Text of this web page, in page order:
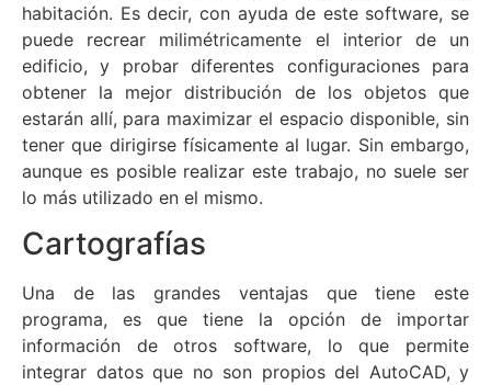
habitación. Es decir, con ayuda de este software, se
puede recrear milimétricamente el interior de un
edificio, y probar diferentes configuraciones para
obtener la mejor distribución de los objetos que
estarán allí, para maximizar el espacio disponible, sin
tener que dirigirse físicamente al lugar. Sin embargo,
aunque es posible realizar este trabajo, no suele ser
lo más utilizado en el mismo.
Cartografías
Una de las grandes ventajas que tiene este
programa, es que tiene la opción de importar
información de otros software, lo que permite
integrar datos que no son propios del AutoCAD, y